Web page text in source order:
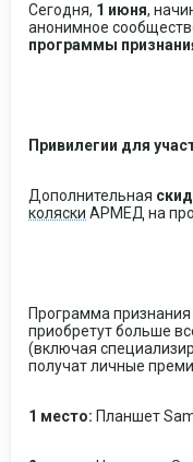
Сегодня, 1 июня,
анонимное
программы
Привилегии для
Дополнительная
коляски АРМЕД на
Программа
приобретут больше
(включая
получат личные
1 место: Планшет